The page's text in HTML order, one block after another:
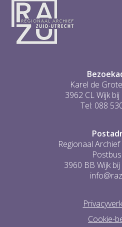
Karel de
3962 CL Wijk
Tel: 088
Regionaal
3960 BB Wijk
Cookie-